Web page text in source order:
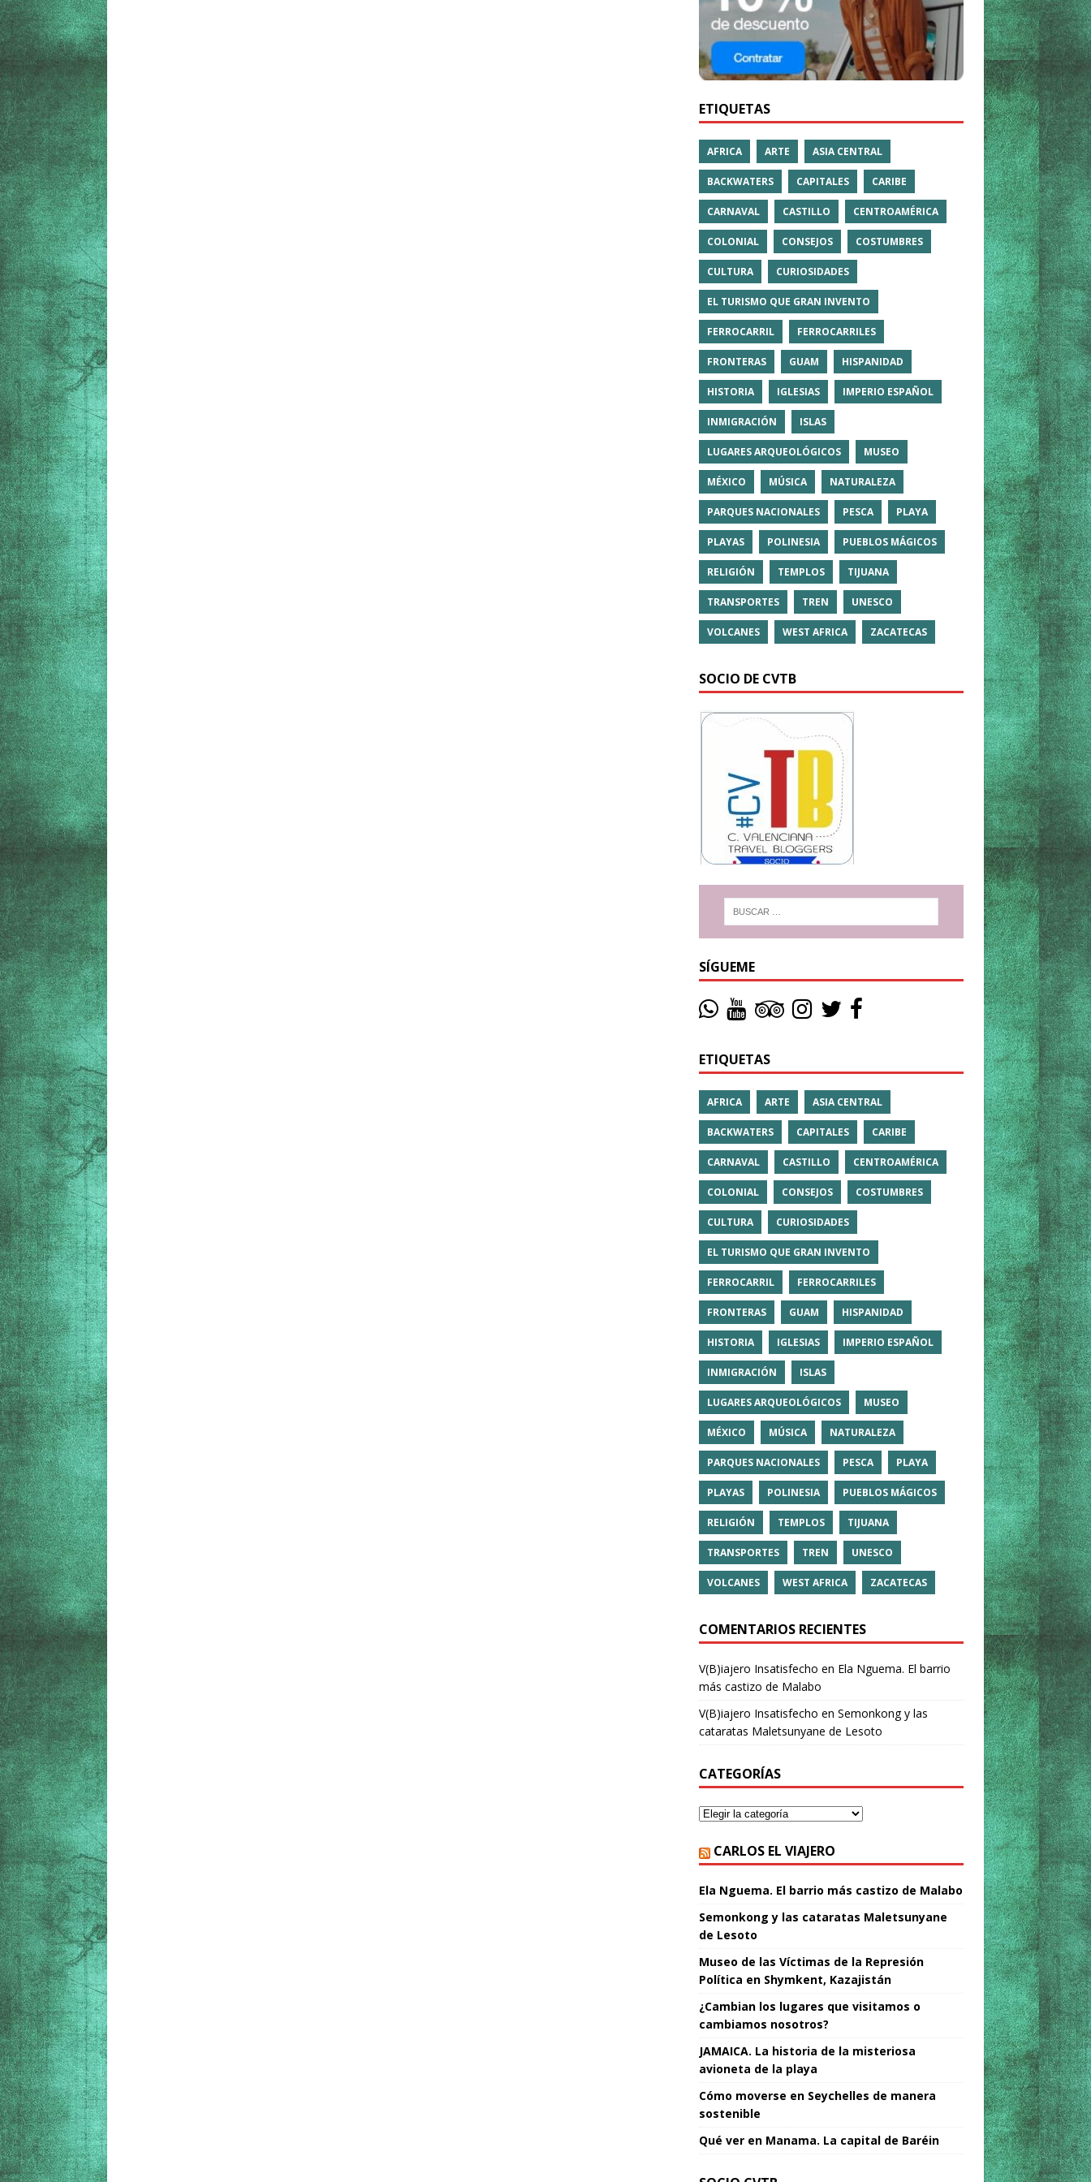
ETIQUETAS
AFRICA ARTE ASIA CENTRAL
BACKWATERS CAPITALES CARIBE
CARNAVAL CASTILLO CENTROAMÉRICA
COLONIAL CONSEJOS COSTUMBRES
CULTURA CURIOSIDADES
EL TURISMO QUE GRAN INVENTO
FERROCARRIL FERROCARRILES
FRONTERAS GUAM HISPANIDAD
HISTORIA IGLESIAS IMPERIO ESPAÑOL
INMIGRACIÓN ISLAS
LUGARES ARQUEOLÓGICOS MUSEO
MÉXICO MÚSICA NATURALEZA
PARQUES NACIONALES PESCA PLAYA
PLAYAS POLINESIA PUEBLOS MÁGICOS
RELIGIÓN TEMPLOS TIJUANA
TRANSPORTES TREN UNESCO
VOLCANES WEST AFRICA ZACATECAS
SOCIO DE CVTB
SÍGUEME
ETIQUETAS
AFRICA ARTE ASIA CENTRAL
BACKWATERS CAPITALES CARIBE
CARNAVAL CASTILLO CENTROAMÉRICA
COLONIAL CONSEJOS COSTUMBRES
CULTURA CURIOSIDADES
EL TURISMO QUE GRAN INVENTO
FERROCARRIL FERROCARRILES
FRONTERAS GUAM HISPANIDAD
HISTORIA IGLESIAS IMPERIO ESPAÑOL
INMIGRACIÓN ISLAS
LUGARES ARQUEOLÓGICOS MUSEO
MÉXICO MÚSICA NATURALEZA
PARQUES NACIONALES PESCA PLAYA
PLAYAS POLINESIA PUEBLOS MÁGICOS
RELIGIÓN TEMPLOS TIJUANA
TRANSPORTES TREN UNESCO
VOLCANES WEST AFRICA ZACATECAS
COMENTARIOS RECIENTES
V(B)iajero Insatisfecho en Ela Nguema. El barrio
más castizo de Malabo
V(B)iajero Insatisfecho en Semonkong y las
cataratas Maletsunyane de Lesoto
CATEGORÍAS
CARLOS EL VIAJERO
Ela Nguema. El barrio más castizo de Malabo
Semonkong y las cataratas Maletsunyane
de Lesoto
Museo de las Víctimas de la Represión
Política en Shymkent, Kazajistán
¿Cambian los lugares que visitamos o
cambiamos nosotros?
JAMAICA. La historia de la misteriosa
avioneta de la playa
Cómo moverse en Seychelles de manera
sostenible
Qué ver en Manama. La capital de Baréin